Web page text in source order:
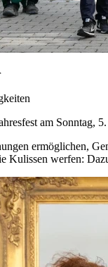
am Sonntag,
ermöglichen,
Kulissen werfen: